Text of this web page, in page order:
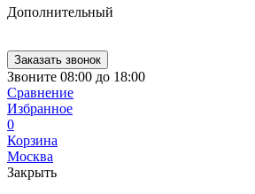
Россия
250-
21-
51,
E-
mail:
sales@1Logistik.ru
Дополнительный
Заказать звонок
Звоните 08:00 до 18:00
Сравнение
Избранное
0
Корзина
Москва
Закрыть